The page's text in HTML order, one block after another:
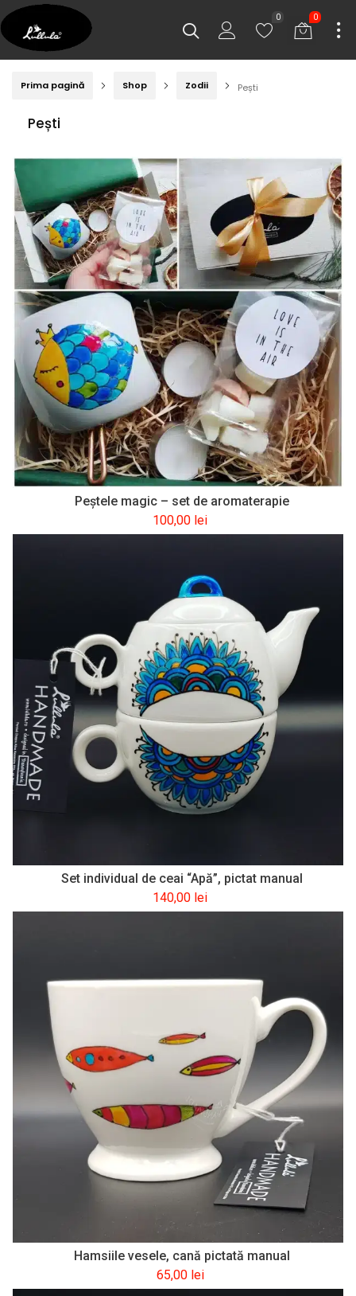
0
0
Prima pagină Shop Zodii Pești
Pești
Peştele magic – set de aromaterapie
100,00 lei
Set individual de ceai “Apă”, pictat manual
140,00 lei
Hamsiile vesele, cană pictată manual
65,00 lei